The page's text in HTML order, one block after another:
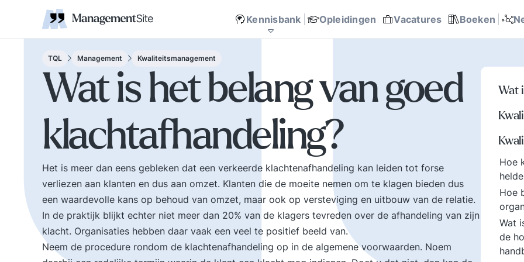
Kennisbank Opleidingen Vacatures Boeken
verantwoordelijkheid
en bestuurlijke wijsheid.
Ook de belangrijke
bestuurlijke valkuilen
zoals: verhuftering,
bestuurlijke drukte,
organisatierot en het
prestige. Tips en
ideeen voor goed
bestuur.
Zelforganisatie 'klein
binnen groot'. De
transitie naar een
zelfsturende
organisatie. Distributie
van zeggenschap en
naar het laagste niveau
in een organisatie waar
een vakkundig besluit
genomen kan worden.
management
onderwerpen, zoals
Concurrentiekracht,
transformatie,
Leiderschap, Missie en
visie Tips, tools, en
business cases voor
beter managen en
organiseren.
sport helpen.
Organisatierot,
verhuftering en het spel
verkeerde been. Hoe
met al die
tegenstrijdige krachten
een uitgebreid arsenaal
ervaringen over tal van
belangrijke
onderwerpen mbt mens
en werk.
Corporate communicatie
Kritische succesfactoren
Ondernemingsplan,
Disruptie
Kennismanagement
Management modellen Rijnlands Organiseren
Ethiek, integriteit, moreel kompas
Scholing en werk
Talent ontwikkeling
samenwerking
besluitvorming
Non-profit
jonge leiding geven
trendwatcher
almanak
kleine letters ervoor en er is contact. Zijn website? bertoverbeek.com
618 0
145 0
185 0
168 0
151 0
TQL Management Kwaliteitsmanagement
Wat is het belang van goed
klachtafhandeling?
Het is meer dan eens gebleken dat een verkeerde klachtenafhandeling kan leiden tot forse
verliezen aan klanten en dus aan omzet. Klanten die de moeite nemen om te klagen bieden dus
een waardevolle kans op behoud van omzet, maar ook op versteviging en uitbouw van de relatie.
In de praktijk blijkt echter niet meer dan 20% van de klagers tevreden over de afhandeling van zijn
klacht. Organisaties hebben daar vaak een veel te positief beeld van.
Neem de procedure rondom de klachtenafhandeling op in de algemene voorwaarden. Noem
Wat
Hoe
Hoe
Wat
de